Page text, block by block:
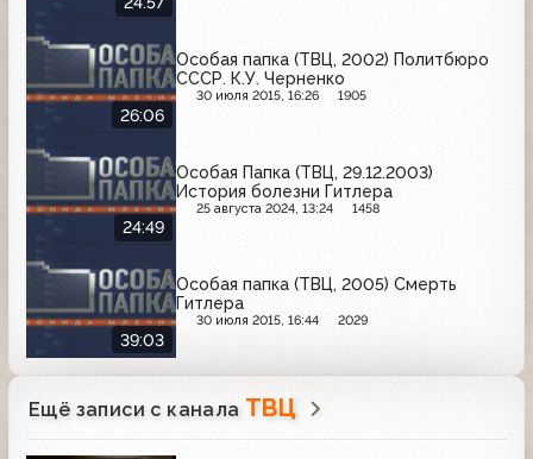
26:06
Особая папка (ТВЦ, 2002) Политбюро
СССР. К.У. Черненко
30 июля 2015, 16:26 1905
24:49
Особая Папка (ТВЦ, 29.12.2003)
История болезни Гитлера
25 августа 2024, 13:24 1458
39:03
Особая папка (ТВЦ, 2005) Смерть
Гитлера
30 июля 2015, 16:44 2029
Ещё записи с канала ТВЦ